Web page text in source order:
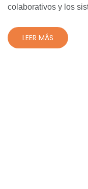
colaborativos y los
LEER MÁS